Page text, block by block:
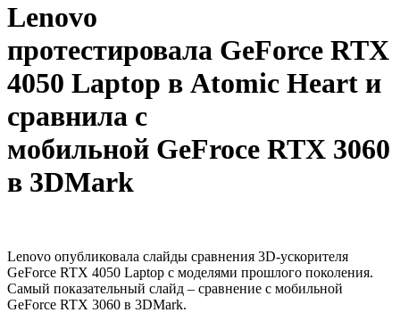
Lenovo
протестировала GeForce RTX
4050 Laptop в Atomic Heart и
сравнила с
мобильной GeFroce RTX 3060
в 3DMark
Lenovo опубликовала слайды сравнения 3D-ускорителя
GeForce RTX 4050 Laptop с моделями прошлого поколения.
Самый показательный слайд – сравнение c мобильной
GeForce RTX 3060 в 3DMark.